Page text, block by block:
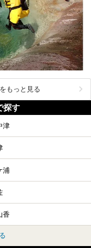
もっと見る
探す
津
浦
香